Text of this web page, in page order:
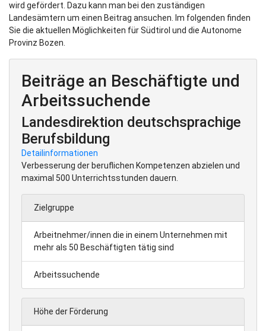
wird gefördert. Dazu kann man bei den zuständigen
Landesämtern um einen Beitrag ansuchen. Im folgenden finden
Sie die aktuellen Möglichkeiten für Südtirol und die Autonome
Provinz Bozen.
Beiträge an Beschäftigte und
Arbeitssuchende
Landesdirektion deutschsprachige
Berufsbildung
Detailinformationen
Verbesserung der beruflichen Kompetenzen abzielen und
maximal 500 Unterrichtsstunden dauern.
Zielgruppe
Arbeitnehmer/innen die in einem Unternehmen mit
mehr als 50 Beschäftigten tätig sind
Arbeitssuchende
Höhe der Förderung